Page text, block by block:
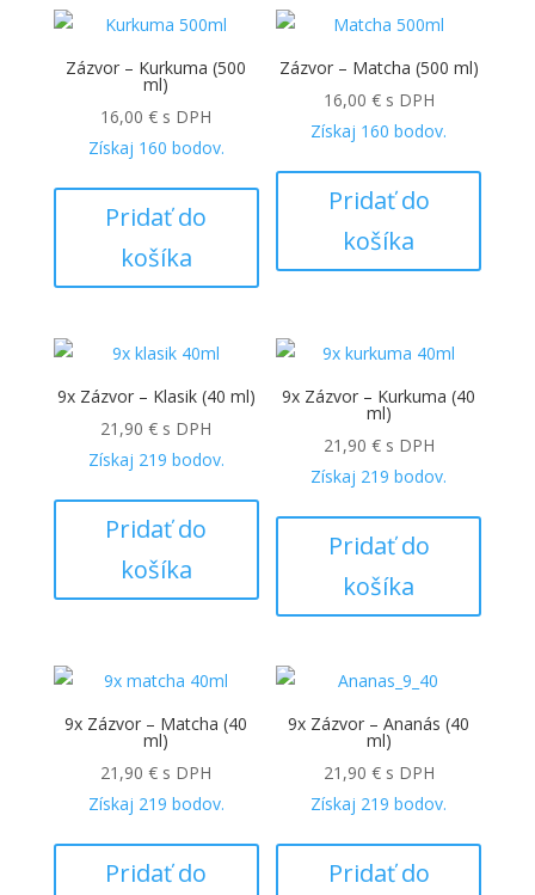
Zázvor – Kurkuma (500
ml)
16,00€ s DPH
Získaj 160 bodov.
Pridať do
košíka
Zázvor – Matcha (500 ml)
16,00 € s DPH
Získaj 160 bodov.
Pridať do
košíka
9x Zázvor – Klasik (40 ml)
21,90€ s DPH
Získaj 219 bodov.
Pridať do
košíka
9x Zázvor – Kurkuma (40
ml)
21,90 € s DPH
Získaj 219 bodov.
Pridať do
košíka
9x Zázvor – Matcha (40
ml)
21,90€ s DPH
Získaj 219 bodov.
Pridať do
9x Zázvor – Ananás (40
ml)
21,90 € s DPH
Získaj 219 bodov.
Pridať do